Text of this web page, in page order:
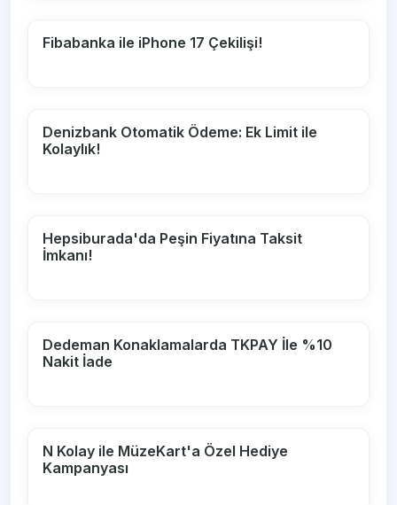
Fibabanka ile iPhone 17 Çekilişi!
Denizbank Otomatik Ödeme: Ek Limit ile
Kolaylık!
Hepsiburada'da Peşin Fiyatına Taksit
İmkanı!
Dedeman Konaklamalarda TKPAY İle %10
Nakit İade
N Kolay ile MüzeKart'a Özel Hediye
Kampanyası